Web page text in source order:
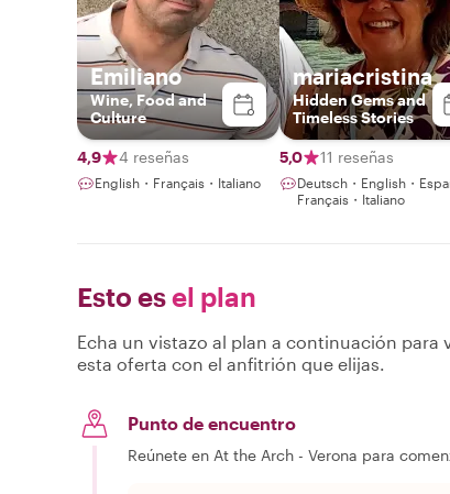
Emiliano
Wine, Food and
Culture
4,9 4 reseñas
English・Français・Italiano
mariacristina
Hidden Gems and
Timeless Stories
5,0 11 reseñas
Deutsch・English・
Français・Italiano
Esto esel plan
Echa un vistazo al plan a continuación
esta oferta con el anfitrión que elijas.
Punto de encuentro
Reúnete en At the Arch - Verona para